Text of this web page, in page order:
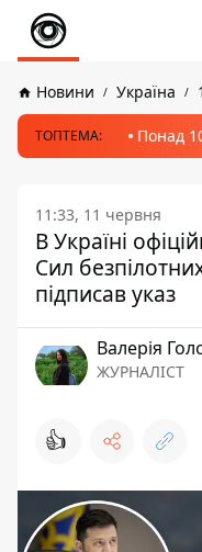
Новини Україна
ТОПТЕМА: Понад
11:33, 11 червня
В Україні
Сил
підписав указ
Валерія
ЖУРНАЛІСТ
👍